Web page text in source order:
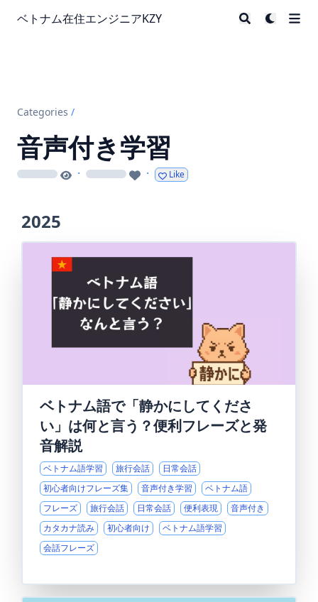
ベトナム在住エンジニアKZY
Categories /
音声付き学習
loading · loading · Like
2025
ベトナム語で「静かにしてくださ
い」は何と言う？便利フレーズと発
音解説
ベトナム語学習 旅行会話
日常会話
初心者向けフレーズ集
音声付き学習
ベトナム語
フレーズ
旅行会話 日常会話 便利表現
音声付き
カタカナ読み
初心者向け
ベトナム語学習
会話フレーズ